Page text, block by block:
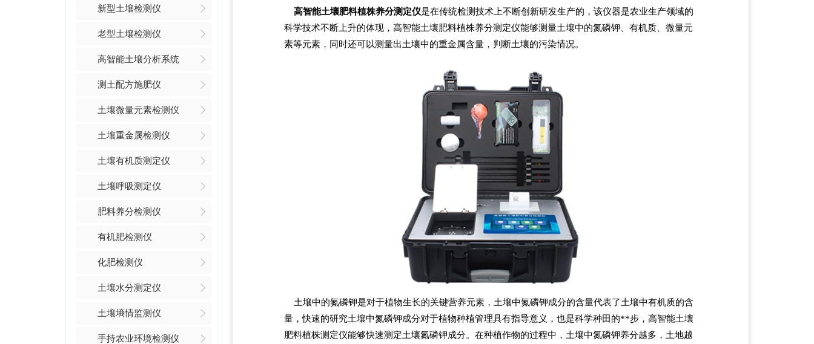
新型土壤检测仪
老型土壤检测仪
高智能土壤分析系统
测土配方施肥仪
土壤微量元素检测仪
土壤重金属检测仪
土壤有机质测定仪
土壤呼吸测定仪
肥料养分检测仪
有机肥检测仪
化肥检测仪
土壤水分测定仪
土壤墒情监测仪
手持农业环境检测仪
高智能土壤肥料植株养分测定仪是在传统检测技术上不断创新研发生产的，该仪器是农业生产领域的
科学技术不断上升的体现，高智能土壤肥料植株养分测定仪能够测量土壤中的氮磷钾、有机质、微量元
素等元素，同时还可以测量出土壤中的重金属含量，判断土壤的污染情况。
土壤中的氮磷钾是对于植物生长的关键营养元素，土壤中氮磷钾成分的含量代表了土壤中有机质的含
量，快速的研究土壤中氮磷钾成分对于植物种植管理具有指导意义，也是科学种田的**步，高智能土壤
肥料植株测定仪能够快速测定土壤氮磷钾成分。在种植作物的过程中，土壤中氮磷钾养分越多，土地越